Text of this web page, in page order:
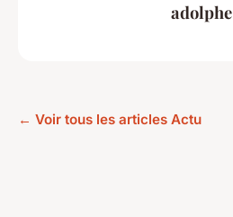
adolphe
← Voir tous les articles Actu